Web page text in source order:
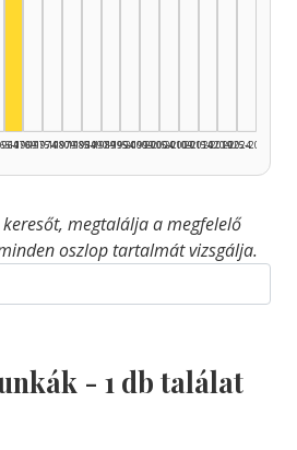
1970–1974
1975–1979
1980–1984
1985–1989
1990–1994
1995–1999
2000–2004
2005–2009
2010–2014
2015–2019
2020–2024
2025–2026
megtalálja a megfelelő
oszlop tartalmát vizsgálja.
- 1 db találat